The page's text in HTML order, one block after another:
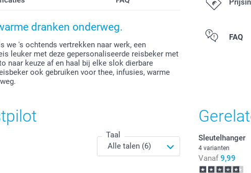
dranken onderweg.
we 's ochtends vertrekken naar werk, een
leuker met deze gepersonaliseerde reisbeker met
naar keuze af en haal bij elke slok dierbare
ook gebruiken voor thee, infusies, warme
Alle prijzen
FAQ
Taal Sleutelhanger
4 varianten
Vanaf 9,99